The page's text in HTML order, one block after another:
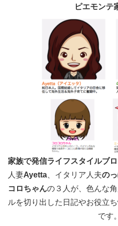
ピエモンテ
家族で発信ライフスタイルブ
人妻Ayetta 、イタリア人夫の
コロちゃんの３人が、色んな
ルを切り出した日記やお役立
です。